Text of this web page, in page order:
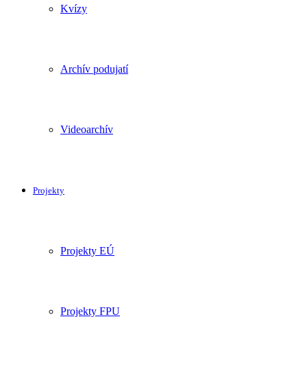
Kvízy
Archív podujatí
Videoarchív
Projekty
Projekty EÚ
Projekty FPU